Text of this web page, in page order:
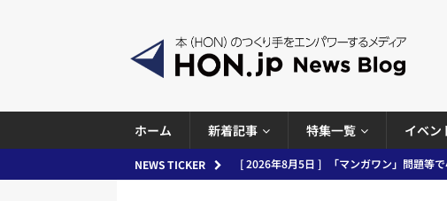
ホーム 新着記事 特集一覧 イベン
NEWS TICKER [ 2026年8月4日 ]
小学館「マンガワン」